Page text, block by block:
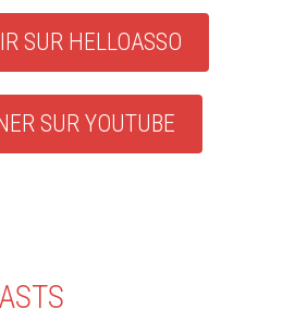
SUR HELLOASSO
SUR YOUTUBE